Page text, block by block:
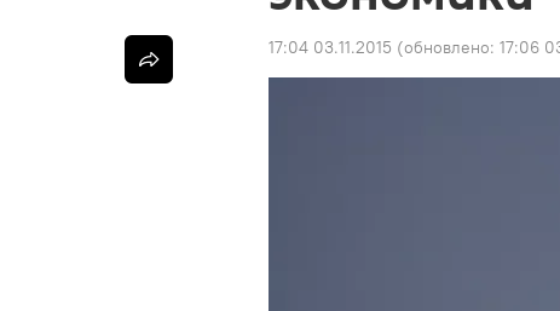
17:04 03.11.2015 (обновлено: 17:06